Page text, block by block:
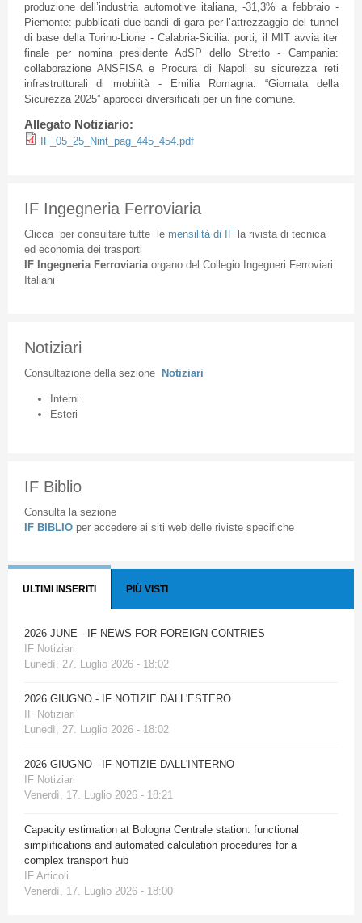
produzione dell’industria automotive italiana, -31,3% a febbraio -
Piemonte: pubblicati due bandi di gara per l’attrezzaggio del tunnel
di base della Torino-Lione - Calabria-Sicilia: porti, il MIT avvia iter
finale per nomina presidente AdSP dello Stretto - Campania:
collaborazione ANSFISA e Procura di Napoli su sicurezza reti
infrastrutturali di mobilità - Emilia Romagna: “Giornata della
Sicurezza 2025” approcci diversificati per un fine comune.
Allegato Notiziario:
IF_05_25_Nint_pag_445_454.pdf
IF Ingegneria Ferroviaria
Cliccaper consultare tuttele mensilità di IFla rivista di tecnica
ed economia dei trasporti
IF Ingegneria Ferroviaria organodel Collegio Ingegneri Ferroviari
Italiani
Notiziari
Consultazione della sezione Notiziari
Interni
Esteri
IF Biblio
Consulta la sezione
IF BIBLIO per accedere ai siti web delle riviste specifiche
ULTIMI INSERITI PIÙ VISTI
2026 JUNE - IF NEWS FOR FOREIGN CONTRIES
IF Notiziari
Lunedì, 27. Luglio 2026 - 18:02
2026 GIUGNO - IF NOTIZIE DALL'ESTERO
IF Notiziari
Lunedì, 27. Luglio 2026 - 18:02
2026 GIUGNO - IF NOTIZIE DALL'INTERNO
IF Notiziari
Venerdì, 17. Luglio 2026 - 18:21
Capacity estimation at Bologna Centrale station: functional
simplifications and automated calculation procedures for a
complex transport hub
IF Articoli
Venerdì, 17. Luglio 2026 - 18:00